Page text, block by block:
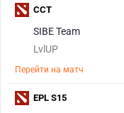
SIBE Team
LvlUP
Перейти на матч
CCT
EPL S15